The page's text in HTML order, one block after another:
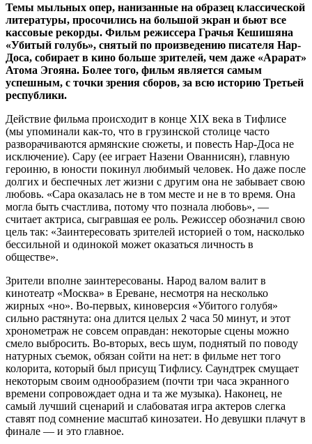
Темы мыльных опер, нанизанные на образец классической
литературы, просочились на большой экран и бьют все
кассовые рекорды. Фильм режиссера Грачья Кешишяна
«Убитый голубь», снятый по произведению писателя Нар-
Доса, собирает в кино больше зрителей, чем даже «Арарат»
Атома Эгояна. Более того, фильм является самым
успешным, с точки зрения сборов, за всю историю Третьей
республики.
Действие фильма происходит в конце XIX века в Тифлисе
(мы упоминали как-то, что в грузинской столице часто
разворачиваются армянские сюжеты, и повесть Нар-Доса не
исключение). Сару (ее играет Назени Ованнисян), главную
героиню, в юности покинул любимый человек. Но даже после
долгих и беспечных лет жизни с другим она не забывает свою
любовь. «Сара оказалась не в том месте и не в то время. Она
могла быть счастлива, потому что познала любовь», —
считает актриса, сыгравшая ее роль. Режиссер обозначил свою
цель так: «Заинтересовать зрителей историей о том, насколько
бессильной и одинокой может оказаться личность в
обществе».
Зрители вполне заинтересованы. Народ валом валит в
кинотеатр «Москва» в Ереване, несмотря на несколько
жирных «но». Во-первых, киноверсия «Убитого голубя»
сильно растянута: она длится целых 2 часа 50 минут, и этот
хронометраж не совсем оправдан: некоторые сцены можно
смело выбросить. Во-вторых, весь шум, поднятый по поводу
натурных съемок, обязан сойти на нет: в фильме нет того
колорита, который был присущ Тифлису. Саундтрек смущает
некоторым своим однообразием (почти три часа экранного
времени сопровождает одна и та же музыка). Наконец, не
самый лучший сценарий и слабоватая игра актеров слегка
ставят под сомнение масштаб кинозатеи. Но девушки плачут в
финале — и это главное.